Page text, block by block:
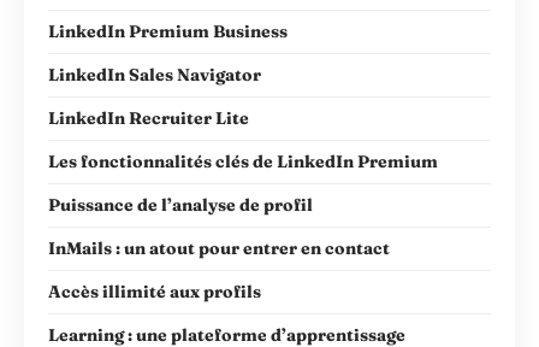
LinkedIn Premium Business
LinkedIn Sales Navigator
LinkedIn Recruiter Lite
Les fonctionnalités clés de LinkedIn Premium
Puissance de l’analyse de profil
InMails : un atout pour entrer en contact
Accès illimité aux profils
Learning : une plateforme d’apprentissage